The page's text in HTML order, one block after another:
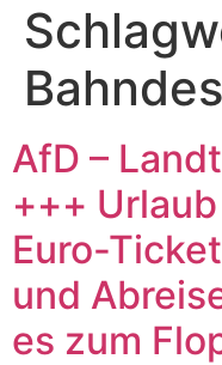
AfD –
+++
Euro-
und
es zum